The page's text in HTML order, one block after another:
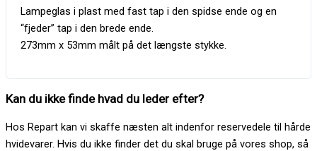
Lampeglas i plast med fast tap i den spidse ende og en
“fjeder” tap i den brede ende.
273mm x 53mm målt på det længste stykke.
Kan du ikke finde hvad du leder efter?
Hos Repart kan vi skaffe næsten alt indenfor reservedele til hårde
hvidevarer. Hvis du ikke finder det du skal bruge på vores shop, så